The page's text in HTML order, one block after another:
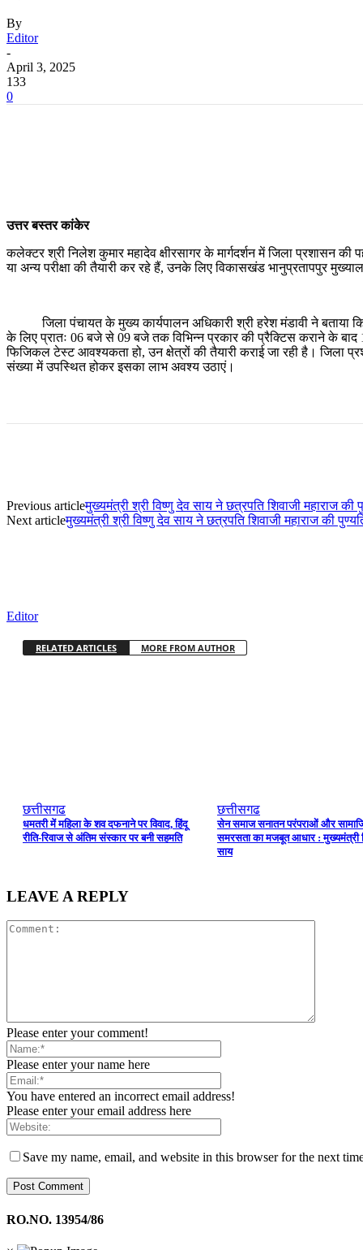
By
Editor
-
April 3, 2025
133
0
उत्तर बस्तर कांकेर
कलेक्टर श्री निलेश कुमार महादेव क्षीरसागर के मार्गदर्शन में जिला प्रशासन
या अन्य परीक्षा की तैयारी कर रहे हैं, उनके लिए विकासखंड भानुप्रतापपुर
जिला पंचायत के मुख्य कार्यपालन अधिकारी श्री हरेश मंडावी ने बताया कि
के लिए प्रातः 06 बजे से 09 बजे तक विभिन्न प्रकार की प्रैक्टिस कराने के बाद
फिजिकल टेस्ट आवश्यकता हो, उन क्षेत्रों की तैयारी कराई जा रही है। जिला
संख्या में उपस्थित होकर इसका लाभ अवश्य उठाएं।
Previous articleमुख्यमंत्री श्री विष्णु देव साय ने छत्रपति शिवाजी महाराज की
Next articleमुख्यमंत्री श्री विष्णु देव साय ने छत्रपति शिवाजी महाराज की
Editor
RELATED ARTICLES MORE FROM AUTHOR
छत्तीसगढ
धमतरी में महिला के शव दफनाने पर विवाद, हिंदू
रीति-रिवाज से अंतिम संस्कार पर बनी सहमति
छत्तीसगढ
सेन समाज सनातन परंपराओं और
समरसता का मजबूत आधार : मुख्यमंत्री
साय
LEAVE A REPLY
Please enter your comment!
Please enter your name here
You have entered an incorrect email address!
Please enter your email address here
Save my name, email, and website in this browser for the next
RO.NO. 13954/86